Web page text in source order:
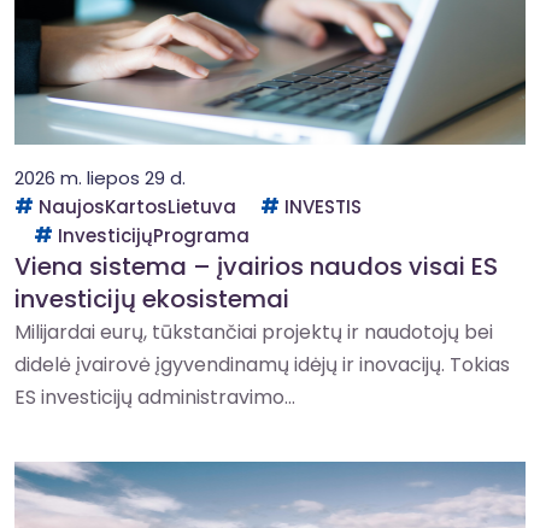
2026 m. liepos 29 d.
NaujosKartosLietuva
INVESTIS
InvesticijųPrograma
Viena sistema – įvairios naudos visai ES
investicijų ekosistemai
Milijardai eurų, tūkstančiai projektų ir naudotojų bei
didelė įvairovė įgyvendinamų idėjų ir inovacijų. Tokias
ES investicijų administravimo...